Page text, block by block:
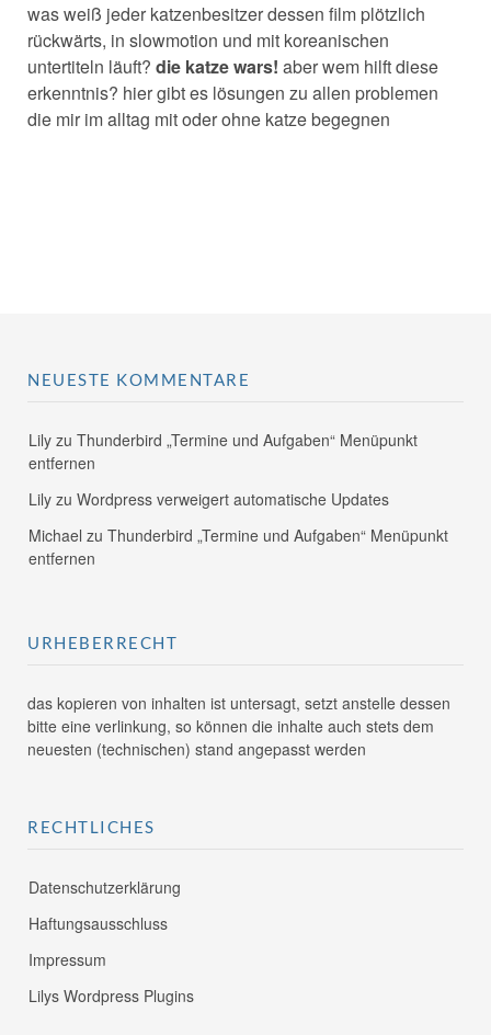
was weiß jeder katzenbesitzer dessen film plötzlich
rückwärts, in slowmotion und mit koreanischen
untertiteln läuft? die katze wars! aber wem hilft diese
erkenntnis? hier gibt es lösungen zu allen problemen
die mir im alltag mit oder ohne katze begegnen
NEUESTE KOMMENTARE
Lily zu Thunderbird „Termine und Aufgaben“ Menüpunkt
entfernen
Lily zu Wordpress verweigert automatische Updates
Michael zu Thunderbird „Termine und Aufgaben“ Menüpunkt
entfernen
URHEBERRECHT
das kopieren von inhalten ist untersagt, setzt anstelle dessen
bitte eine verlinkung, so können die inhalte auch stets dem
neuesten (technischen) stand angepasst werden
RECHTLICHES
Datenschutzerklärung
Haftungsausschluss
Impressum
Lilys Wordpress Plugins